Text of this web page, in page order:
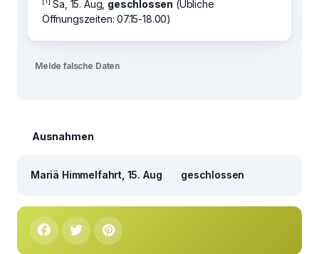
Sa, 15. Aug, geschlossen (Übliche
Öffnungszeiten: 07.15-18.00)
Melde falsche Daten
Ausnahmen
Mariä Himmelfahrt, 15. Aug geschlossen